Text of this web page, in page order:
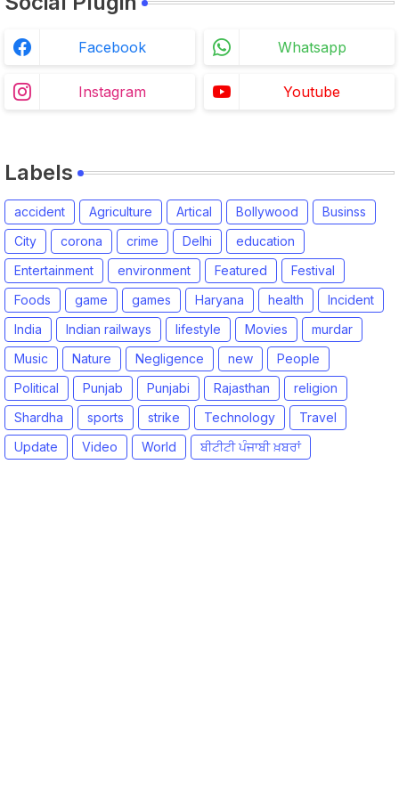
Facebook Whatsapp
Instagram Youtube
Labels
accident Agriculture Artical Bollywood
Businss
City
corona crime Delhi
education
Entertainment
environment Featured
Festival
Foods
game games Haryana health
Incident
India
Indian railways lifestyle Movies
murdar
Music
Nature Negligence new
People
Political
Punjab Punjabi Rajasthan
religion
Shardha
sports strike Technology
Travel
Update
Video World ਬੀਟੀਟੀ ਪੰਜਾਬੀ ਖ਼ਬਰਾਂ